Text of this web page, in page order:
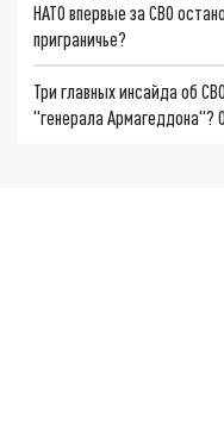
НАТО впервые за СВО
приграничье?
Три главных инсайда об
"генерала Армагеддона"?